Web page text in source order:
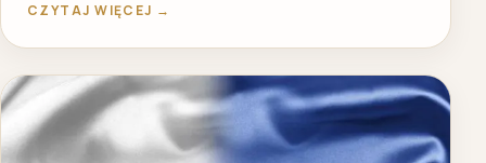
CZYTAJ WIĘCEJ →